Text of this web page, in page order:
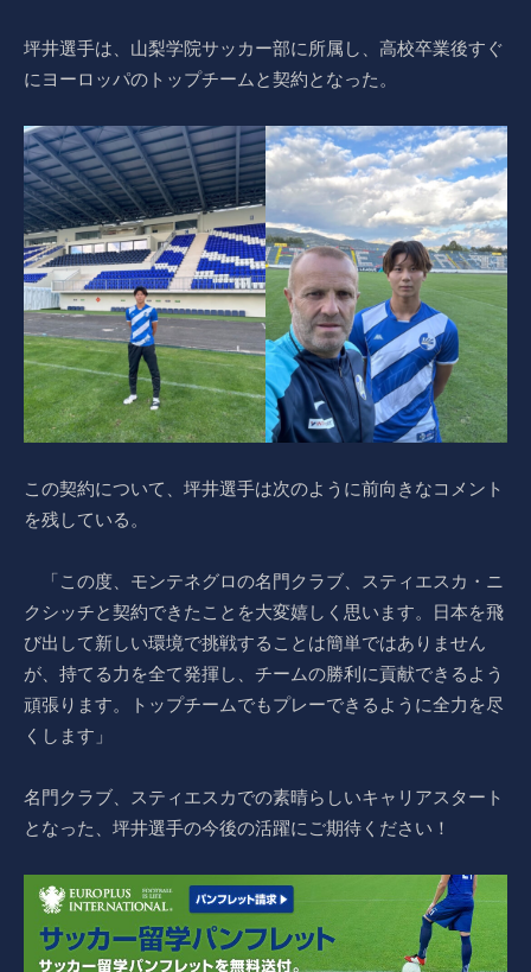
坪井選手は、山梨学院サッカー部に所属し、高校卒業後すぐ
にヨーロッパのトップチームと契約となった。
この契約について、坪井選手は次のように前向きなコメント
を残している。
「この度、モンテネグロの名門クラブ、スティエスカ・ニ
クシッチと契約できたことを大変嬉しく思います。日本を飛
び出して新しい環境で挑戦することは簡単ではありません
が、持てる力を全て発揮し、チームの勝利に貢献できるよう
頑張ります。トップチームでもプレーできるように全力を尽
くします」
名門クラブ、スティエスカでの素晴らしいキャリアスタート
となった、坪井選手の今後の活躍にご期待ください！